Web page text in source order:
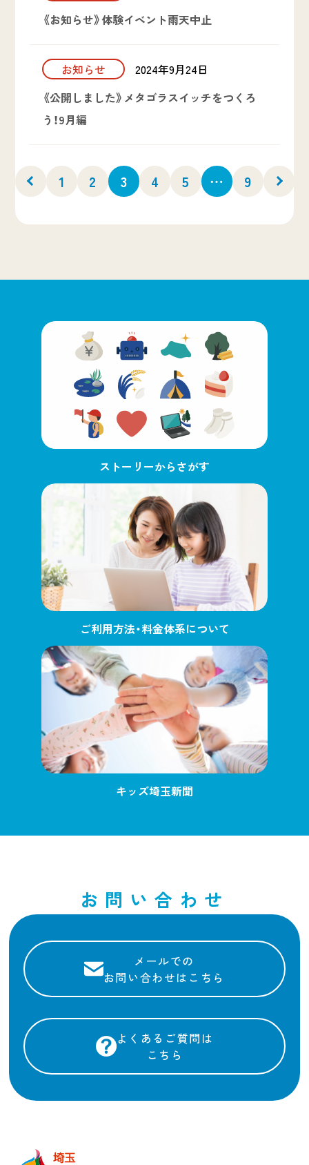
《お知らせ》体験イベント雨天中止
お知らせ
2024年9月24日
《公開しました》メタゴラスイッチをつくろ
う！9月編
1 2 3 4 5 … 9
ストーリーからさがす
ご利用方法・料金体系について
キッズ埼玉新聞
お問い合わせ
メールでの
お問い合わせはこちら
よくあるご質問は
こちら